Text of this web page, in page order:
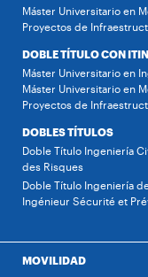
Máster Universitario en
Proyectos de
DOBLE TÍTULO CON
Máster Universitario en
Máster Universitario en
Proyectos de
DOBLES TÍTULOS
Doble Título Ingeniería
des Risques
Doble Título Ingeniería
Ingénieur Sécurité et
MOVILIDAD